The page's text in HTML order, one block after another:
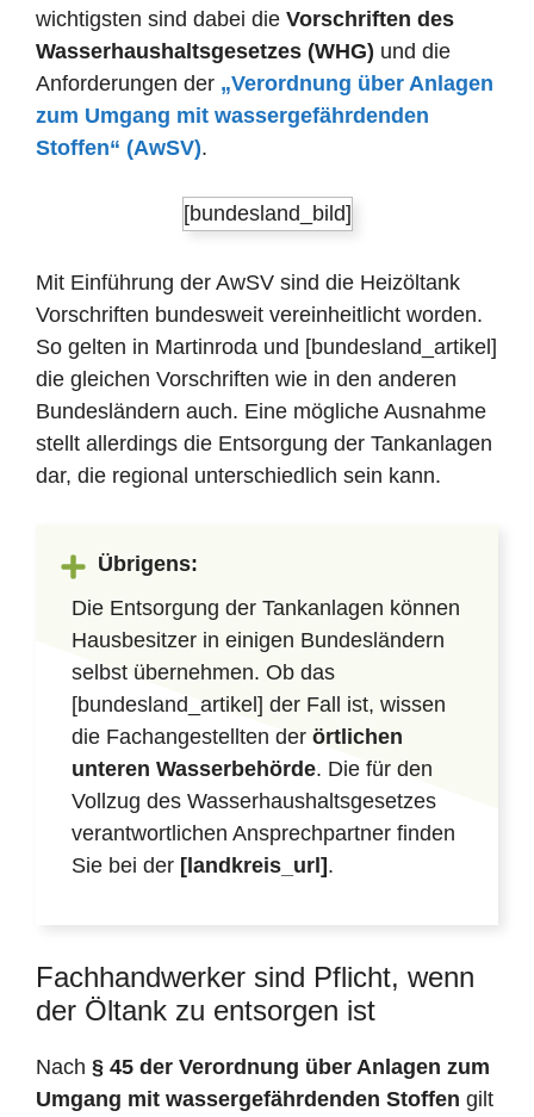
wichtigsten sind dabei die Vorschriften des
Wasserhaushaltsgesetzes (WHG) und die
Anforderungen der „Verordnung über Anlagen
zum Umgang mit wassergefährdenden
Stoffen“ (AwSV).
[bundesland_bild]
Mit Einführung der AwSV sind die Heizöltank
Vorschriften bundesweit vereinheitlicht worden.
So gelten in Martinroda und [bundesland_artikel]
die gleichen Vorschriften wie in den anderen
Bundesländern auch. Eine mögliche Ausnahme
stellt allerdings die Entsorgung der Tankanlagen
dar, die regional unterschiedlich sein kann.
Übrigens:
Die Entsorgung der Tankanlagen können
Hausbesitzer in einigen Bundesländern
selbst übernehmen. Ob das
[bundesland_artikel] der Fall ist, wissen
die Fachangestellten der örtlichen
unteren Wasserbehörde. Die für den
Vollzug des Wasserhaushaltsgesetzes
verantwortlichen Ansprechpartner finden
Sie bei der [landkreis_url] .
Fachhandwerker sind Pflicht, wenn
der Öltank zu entsorgen ist
Nach § 45 der Verordnung über Anlagen zum
Umgang mit wassergefährdenden Stoffen gilt